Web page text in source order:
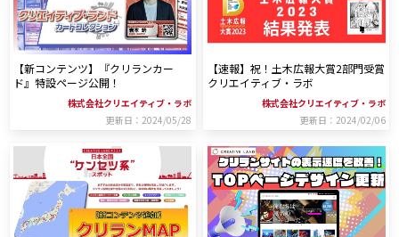
【新コンテンツ】『クリランカー
ド』特設ページ公開！
株式会社クリエイティブ・ラボ
更新日：2024/05/28
【速報】祝！土木広報大賞2部門受賞
クリエイティブ・ラボ
株式会社クリエイティブ・ラボ
更新日：2024/02/06